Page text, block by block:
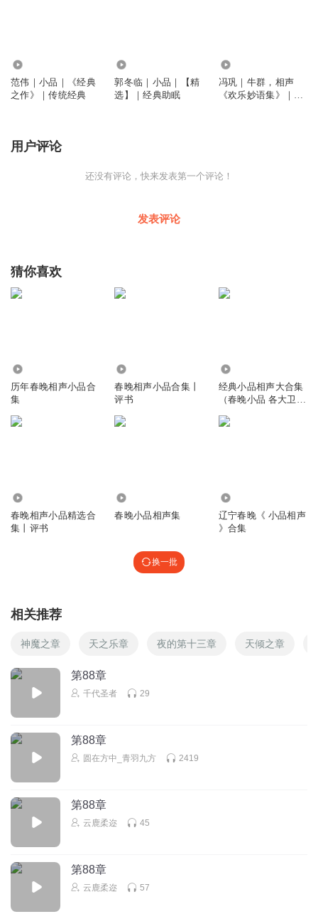
范伟｜小品｜《经典
之作》｜传统经典
郭冬临｜小品｜【精
选】｜经典助眠
冯巩｜牛群，相声
《欢乐妙语集》｜经
用户评论
还没有评论，快来发表第一个评论！
发表评论
猜你喜欢
历年春晚相声小品合
集
春晚相声小品合集丨
评书
经典小品相声大合集
（春晚小品 各大卫视
春晚相声小品精选合
集丨评书
春晚小品相声集
辽宁春晚《 小品相声
》合集
换一批
相关推荐
神魔之章 天之乐章 夜的第十三章 天倾之章
第88章
千代圣者 29
第88章
圆在方中_青羽九方 2419
第88章
云鹿柔迩 45
第88章
云鹿柔迩 57